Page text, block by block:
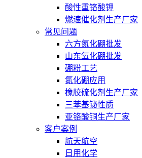
酸性重铬酸钾
燃速催化剂生产厂家
常见问题
六方氮化硼批发
山东氧化硼批发
硼粉工艺
氮化硼应用
橡胶硫化剂生产厂家
三苯基铋性质
亚铬酸铜生产厂家
客户案例
航天航空
日用化学